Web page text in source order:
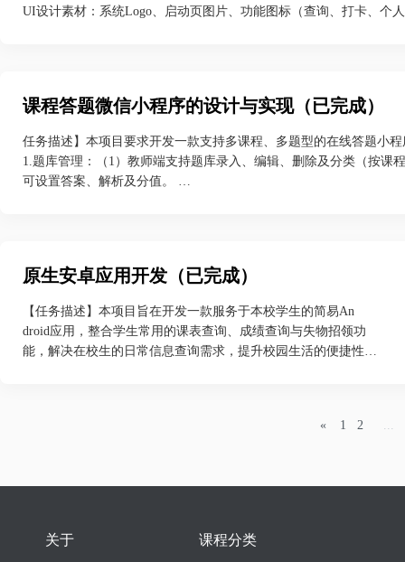
UI设计素材：系统Logo、启动页图片、功能图标（查询、打卡、个
议。
功后记录会被保存，用户能在个人中心或打卡记录页面按时间顺序
? 数据统计功能：系统对用户打卡数据和分类查询次数进行统计分
展示。
课程答题微信小程序的设计与实现（已完成）
任务描述】本项目要求开发一款支持多课程、多题型的在线答题小
1.题库管理：（1）教师端支持题库录入、编辑、删除及分类（按
可设置答案、解析及分值。
4.用户权限管理：（1）区分教师与学生角色，教师拥有题库管理、
【基本要求】
（1）以上述功能为基础，设计合理的数据结构（如题库表、用户
适配不同手机屏幕。（3）数据存储采用云数据库或本地数据库，保
原生安卓应用开发（已完成）
【任务描述】本项目旨在开发一款服务于本校学生的简易An
droid应用，整合学生常用的课表查询、成绩查询与失物招领功
能，解决在校生的日常信息查询需求，提升校园生活的便捷性。
名、教师、上课地点、周次、星期、节次)。
3.成绩查询(模拟):
(1)在应用内部预存或模拟至少5门课程的成绩数据(课程
« 1 2 ...
关于 课程分类